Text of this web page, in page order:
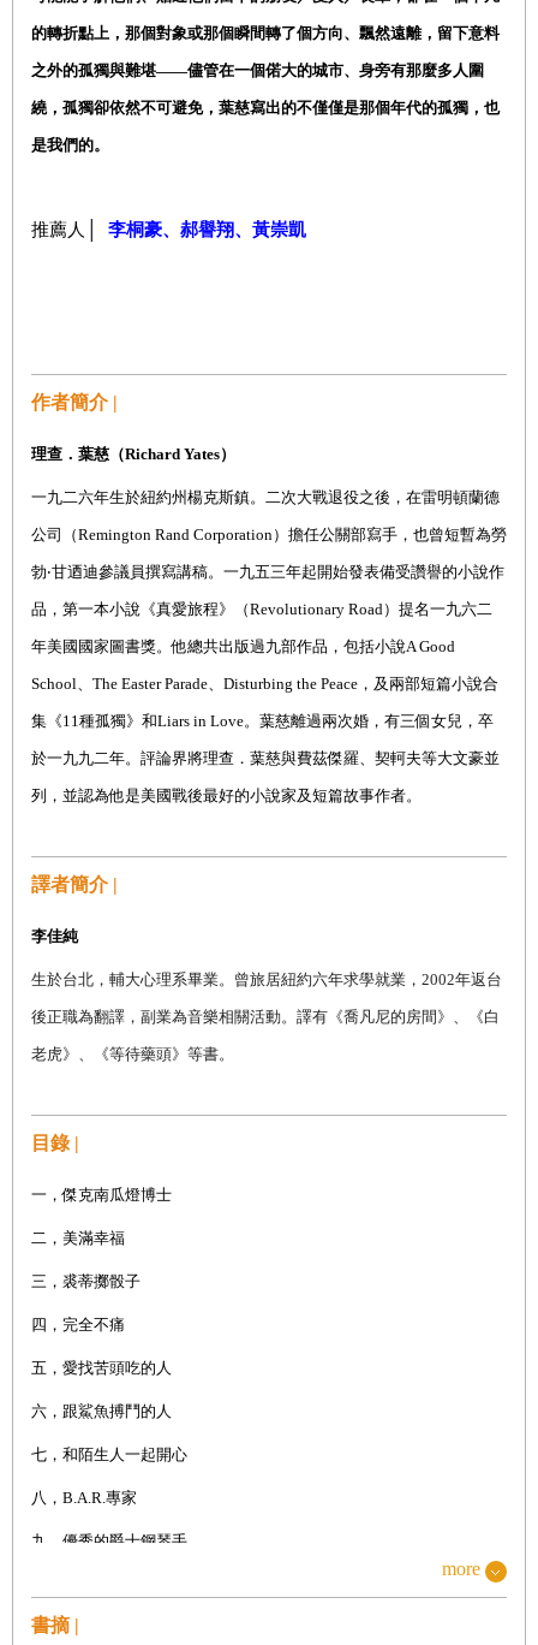
的轉折點上，那個對象或那個瞬間轉了個方向、飄然遠離，留下意料
之外的孤獨與難堪——儘管在一個偌大的城市、身旁有那麼多人圍
繞，孤獨卻依然不可避免，葉慈寫出的不僅僅是那個年代的孤獨，也
是我們的。
推薦人│ 李桐豪、郝譽翔、黃崇凱
作者簡介 |
理查．葉慈 （Richard Yates）
一九二六年生於紐約州楊克斯鎮。二次大戰退役之後，在雷明頓蘭德
公司（Remington Rand Corporation ）擔任公關部寫手，也曾短暫為勞
勃‧甘迺迪參議員撰寫講稿。一九五三年起開始發表備受讚譽的小說作
品，第一本小說《真愛旅程》（Revolutionary Road ）提名一九六二
年美國國家圖書獎。他總共出版過九部作品，包括小說A Good
School The Easter Parade Disturbing the Peace ，及兩部短篇小說合
集《11 種孤獨》和Liars in Love。葉慈離過兩次婚，有三個女兒，卒
於一九九二年。評論界將理查．葉慈與費茲傑羅、契軻夫等大文豪並
列，並認為他是美國戰後最好的小說家及短篇故事作者。
譯者簡介 |
李佳純
生於台北，輔大心理系畢業。曾旅居紐約六年求學就業， 2002年返台
後正職為翻譯，副業為音樂相關活動。譯有《喬凡尼的房間》、《白
老虎》、《等待藥頭》等書。
目錄 |
一，傑克南瓜燈博士
二， 美滿幸福
三， 裘蒂擲骰子
四，完全不痛
五，愛找苦頭吃的人
六， 跟鯊魚搏鬥的人
七，和陌生人一起開心
八，B.A.R. 專家
九， 優秀的爵士鋼琴手
十一，
more
書摘 |